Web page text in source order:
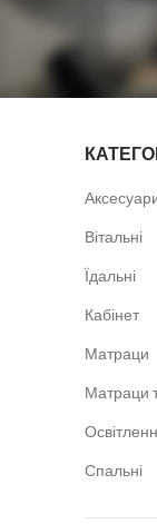
Вітальні
Їдальні
Кабінет
Матраци
Матраци
Спальні